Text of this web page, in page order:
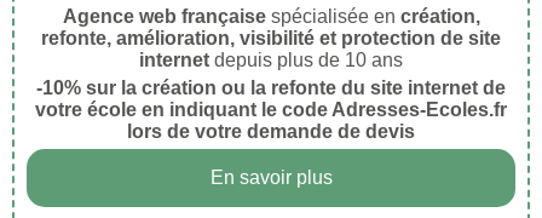
Agence web françaisespécialisée en création,
refonte, amélioration, visibilité et protection de site
internet depuis plus de 10 ans
-10% sur la création ou la refonte du site internet de
votre école en indiquant le code Adresses-Ecoles.fr
lors de votre demande de devis
En savoir plus